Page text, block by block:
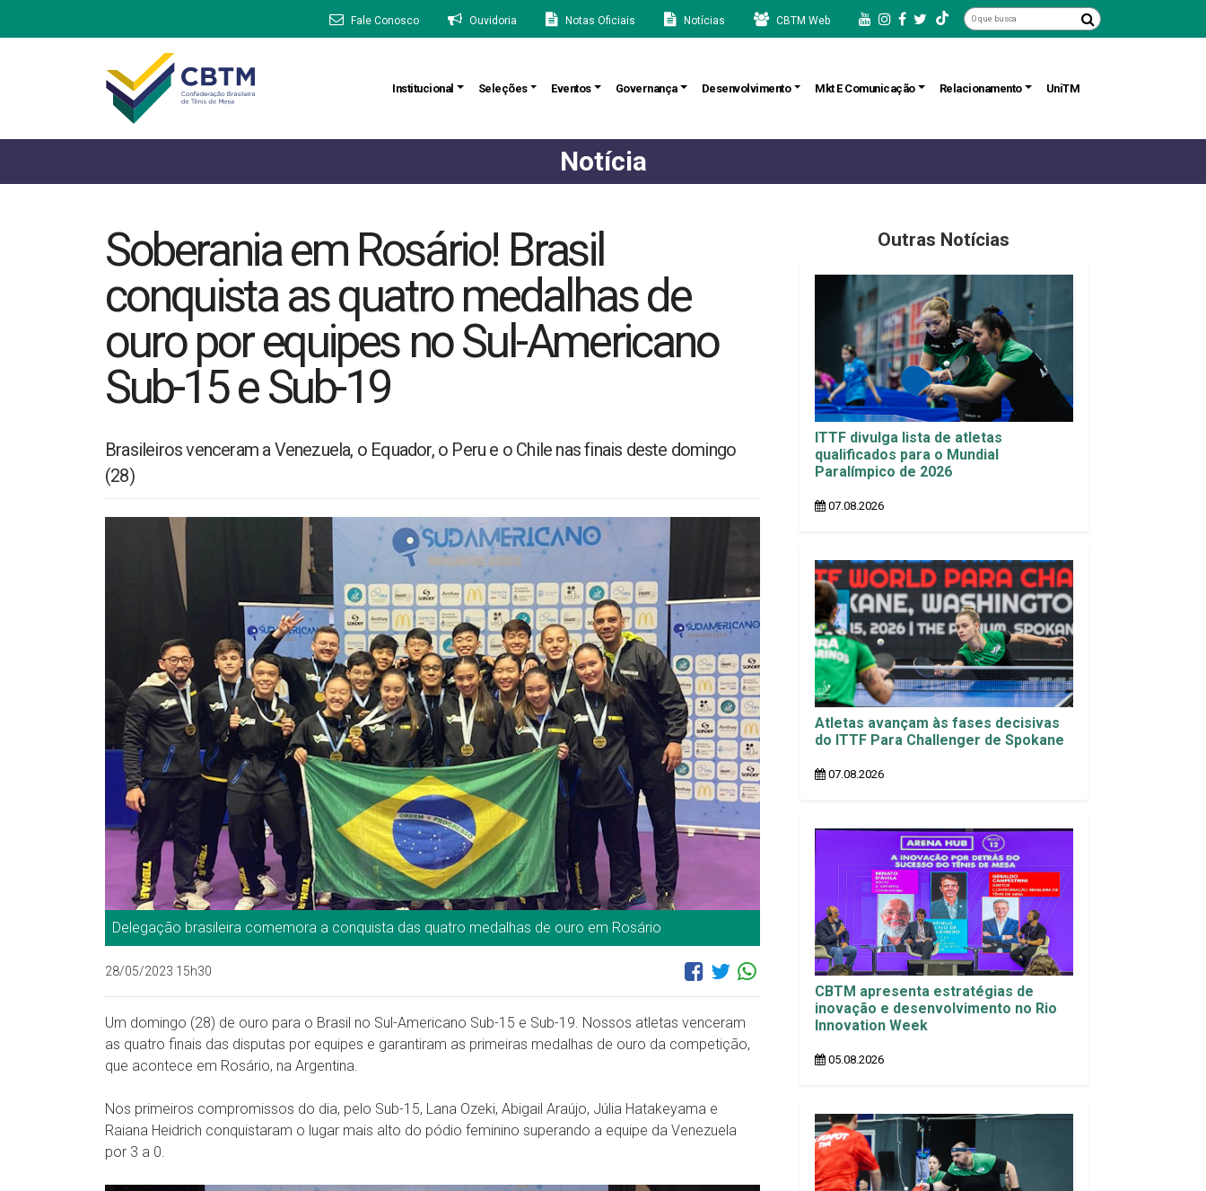
Fale Conosco Ouvidoria Notas Oficiais Notícias CBTM Web
Institucional Seleções Eventos Governança Desenvolvimento Mkt E Comunicação Relacionamento UniTM
Notícia
Soberania em Rosário! Brasil
conquista as quatro medalhas de
ouro por equipes no Sul-Americano
Sub-15 e Sub-19
Brasileiros venceram a Venezuela, o Equador, o Peru e o Chile nas finais deste domingo
(28)
Delegação brasileira comemora a conquista das quatro medalhas de ouro em Rosário
28/05/2023 15h30
Um domingo (28) de ouro para o Brasil no Sul-Americano Sub-15 e Sub-19. Nossos atletas venceram
as quatro finais das disputas por equipes e garantiram as primeiras medalhas de ouro da competição,
que acontece em Rosário, na Argentina.
Nos primeiros compromissos do dia, pelo Sub-15, Lana Ozeki, Abigail Araújo, Júlia Hatakeyama e
Raiana Heidrich conquistaram o lugar mais alto do pódio feminino superando a equipe da Venezuela
por 3 a 0.
Outras Notícias
ITTF divulga lista de atletas
qualificados para o Mundial
Paralímpico de 2026
07.08.2026
Atletas avançam às fases decisivas
do ITTF Para Challenger de Spokane
07.08.2026
CBTM apresenta estratégias de
inovação e desenvolvimento no Rio
Innovation Week
05.08.2026